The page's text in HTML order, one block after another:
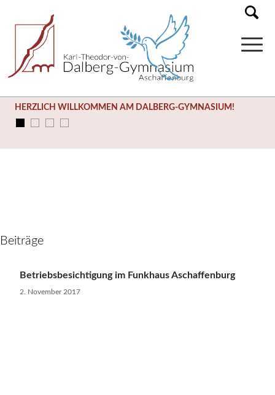
HERZLICH WILLKOMMEN AM DALBERG-GYMNASIUM!
Beiträge
Betriebsbesichtigung im Funkhaus Aschaffenburg
2. November 2017